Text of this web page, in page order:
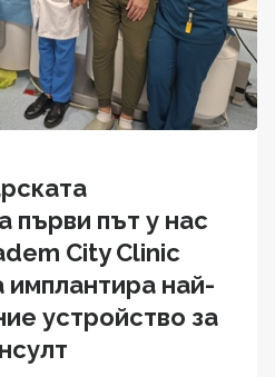
първи път у нас
City Clinic
най-
устройство за